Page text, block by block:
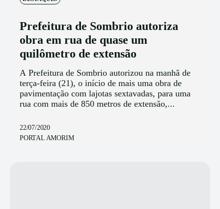
Prefeitura de Sombrio autoriza
obra em rua de quase um
quilômetro de extensão
A Prefeitura de Sombrio autorizou na manhã de
terça-feira (21), o início de mais uma obra de
pavimentação com lajotas sextavadas, para uma
rua com mais de 850 metros de extensão,...
22/07/2020
PORTAL AMORIM